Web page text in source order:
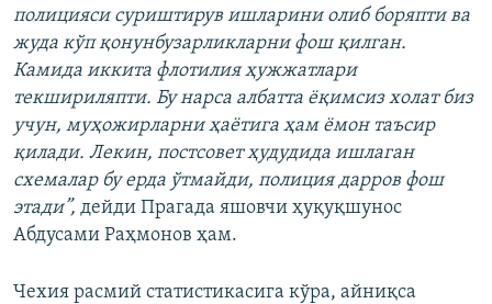
полицияси суриштирув ишларини олиб боряпти ва
жуда кўп қонунбузарликларни фош қилган.
Камида иккита флотилия ҳужжатлари
текшириляпти. Бу нарса албатта ёқимсиз холат биз
учун, муҳожирларни ҳаётига ҳам ёмон таъсир
қилади. Лекин, постсовет ҳудудида ишлаган
схемалар бу ерда ўтмайди, полиция дарров фош
этади”, дейди Прагада яшовчи ҳуқуқшунос
Абдусами Раҳмонов ҳам.
Чехия расмий статистикасига кўра, айниқса